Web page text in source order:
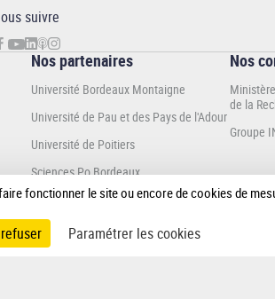
suivre
Nos partenaires
Université Bordeaux Montaigne
Université de Pau et des Pays de l'Adour
Université de Poitiers
Sciences Po Bordeaux
Bordeaux sciences Agro
En association avec :
Nos
de la
Groupe
fonctionner le site ou encore de cookies de
Paramétrer les cookies